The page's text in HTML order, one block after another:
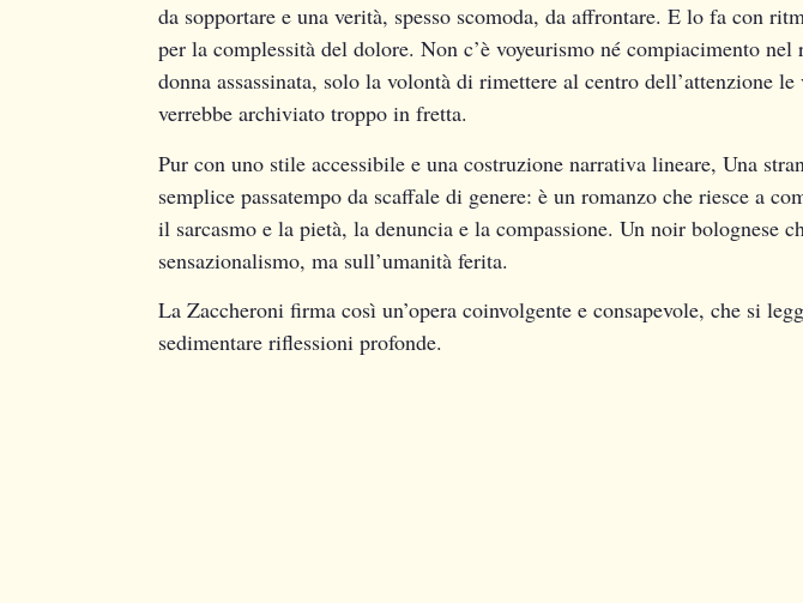
da sopportare e una verità, spesso scomoda, da affrontare. E lo fa con
per la complessità del dolore. Non c’è voyeurismo né compiacimento
donna assassinata, solo la volontà di rimettere al centro dell’attenzione
verrebbe archiviato troppo in fretta.
Pur con uno stile accessibile e una costruzione narrativa lineare, Una
semplice passatempo da scaffale di genere: è un romanzo che riesce a
il sarcasmo e la pietà, la denuncia e la compassione. Un noir bolognese
sensazionalismo, ma sull’umanità ferita.
La Zaccheroni firma così un’opera coinvolgente e consapevole, che si
sedimentare riflessioni profonde.